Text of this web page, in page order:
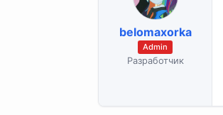
belomaxorka
Admin
Разработчик